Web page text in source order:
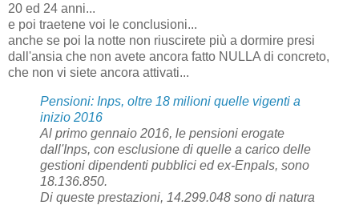
20 ed 24 anni...
e poi traetene voi le conclusioni...
anche se poi la notte non riuscirete più a dormire presi
dall'ansia che non avete ancora fatto NULLA di concreto,
che non vi siete ancora attivati...
Pensioni: Inps, oltre 18 milioni quelle vigenti a
inizio 2016
Al primo gennaio 2016, le pensioni erogate
dall'Inps, con esclusione di quelle a carico delle
gestioni dipendenti pubblici ed ex-Enpals, sono
18.136.850.
Di queste prestazioni, 14.299.048 sono di natura